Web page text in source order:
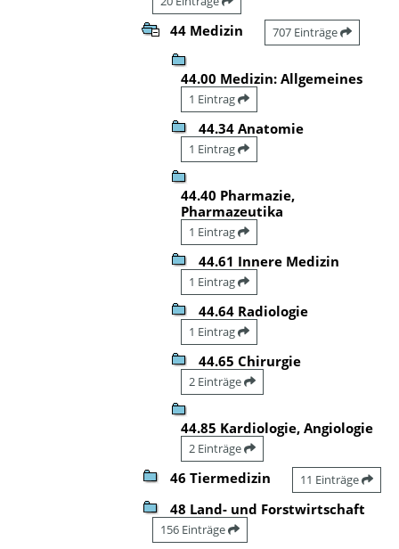
44 Medizin 707 Einträge
44.00 Medizin: Allgemeines
1 Eintrag
44.34 Anatomie
1 Eintrag
44.40 Pharmazie,
Pharmazeutika
1 Eintrag
44.61 Innere Medizin
1 Eintrag
44.64 Radiologie
1 Eintrag
44.65 Chirurgie
2 Einträge
44.85 Kardiologie, Angiologie
2 Einträge
46 Tiermedizin 11 Einträge
48 Land- und Forstwirtschaft
156 Einträge